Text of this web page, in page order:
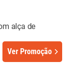
alça de
Ver Promoção